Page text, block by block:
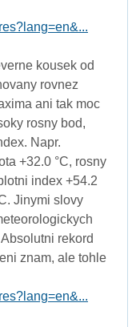
kousek od
rovnez
ani tak moc
rosny bod,
Napr.
+32.0 °C, rosny
index +54.2
Jinymi slovy
rekord
znam, ale tohle